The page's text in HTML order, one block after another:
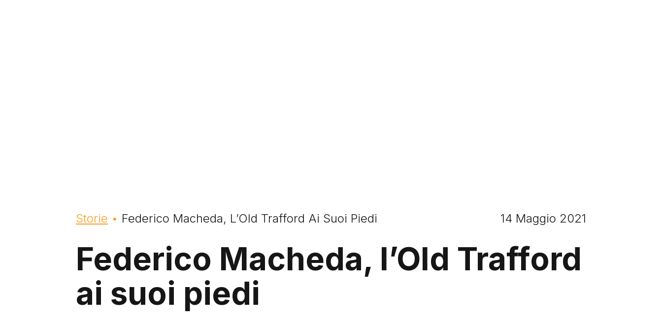
Briciole di pane
Storie Federico Macheda, L’Old Trafford Ai Suoi Piedi 14 Maggio 2021
Federico Macheda, l’Old Trafford
ai suoi piedi